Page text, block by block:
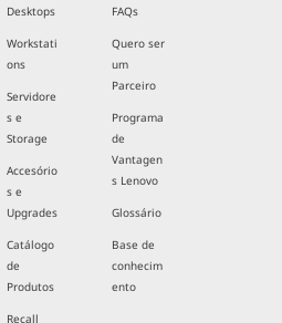
Desktops
Workstati
ons
Servidore
s e
Storage
Accesório
s e
Upgrades
Catálogo
de
Produtos
Recall
FAQs
Quero ser
um
Parceiro
Programa
de
Vantagen
s Lenovo
Glossário
Base de
conhecim
ento